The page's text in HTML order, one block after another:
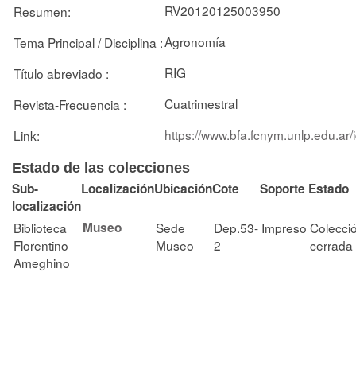
Resumen:
RV20120125003950
Tema Principal / Disciplina :Agronomía
Título abreviado :
RIG
Revista-Frecuencia :
Cuatrimestral
Link:
https://
Estado de las colecciones
Sub-
localización
LocalizaciónUbicaciónCote Soporte Estado
Biblioteca
Florentino
Ameghino
Museo
Sede
Museo
Dep.53-
2
Impreso
cerrada